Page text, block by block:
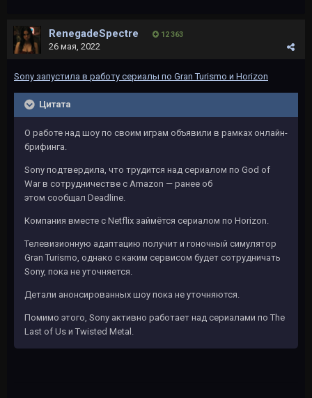
RenegadeSpectre 12 363
26 мая, 2022
Sony запустила в работу сериалы по Gran Turismo и Horizon
Цитата
О работе над шоу по своим играм объявили в рамках онлайн-
брифинга.
Sony подтвердила, что трудится над сериалом по God of
War в сотрудничестве с Amazon — ранее об
этом сообщал Deadline.
Компания вместе с Netflix займётся сериалом по Horizon.
Телевизионную адаптацию получит и гоночный симулятор
Gran Turismo, однако с каким сервисом будет сотрудничать
Sony, пока не уточняется.
Детали анонсированных шоу пока не уточняются.
Помимо этого, Sony активно работает над сериалами по The
Last of Us и Twisted Metal.